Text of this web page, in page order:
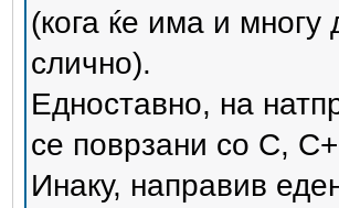
(кога ќе има и
слично).
Едноставно, на
се поврзани со C,
Инаку, направив